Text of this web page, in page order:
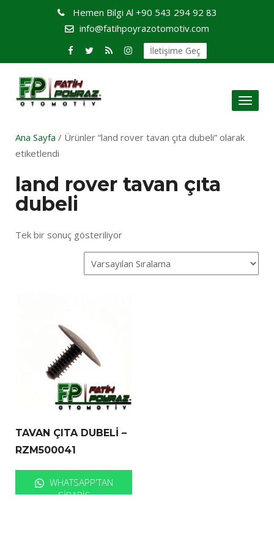
Hemen Bilgi Al +90 543 294 92 83
info@fatihpoyrazotomotiv.com
İletişime Geç
Toggle
Ana Sayfa / Ürünler “land rover tavan çıta dubeli” olarak
etiketlendi
land rover tavan çıta
dubeli
Tek bir sonuç gösteriliyor
TAVAN ÇITA DUBELİ –
RZM500041
WHATSAPP'TAN
SIPARIŞ